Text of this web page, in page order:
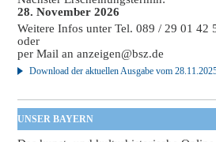
28. November 2026
Weitere Infos unter Tel. 089 / 29 01 42
oder
per Mail ananzeigen@bsz.de
Download der aktuellen Ausgabe vom
UNSER BAYERN